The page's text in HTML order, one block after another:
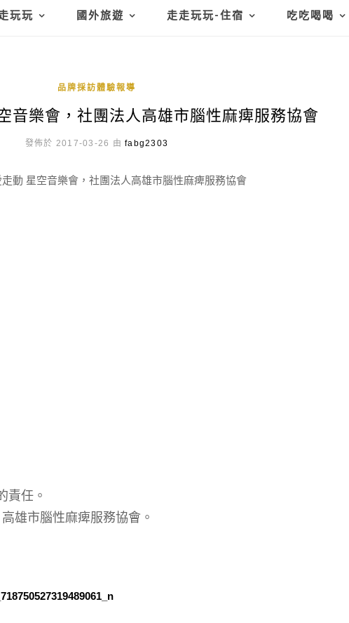
玩玩 國外旅遊 走走玩玩-住宿 吃吃喝喝
品牌採訪體驗報導
音樂會，社團法人高雄市腦性麻痺服務協會
發佈於 2017-03-26 由fabg2303
責任。
雄市腦性麻痺服務協會。